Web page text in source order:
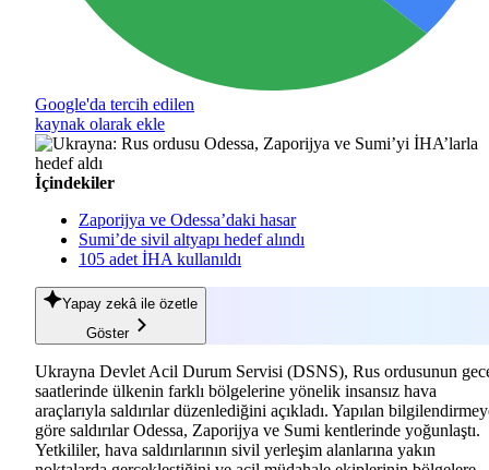
Google'da tercih edilen
kaynak olarak ekle
İçindekiler
Zaporijya ve Odessa’daki hasar
Sumi’de sivil altyapı hedef alındı
105 adet İHA kullanıldı
Yapay zekâ ile özetle
Göster
Ukrayna Devlet Acil Durum Servisi (DSNS), Rus ordusunun
saatlerinde ülkenin farklı bölgelerine yönelik insansız hava
araçlarıyla saldırılar düzenlediğini açıkladı. Yapılan
göre saldırılar Odessa, Zaporijya ve Sumi kentlerinde yoğunlaştı.
Yetkililer, hava saldırılarının sivil yerleşim alanlarına yakın